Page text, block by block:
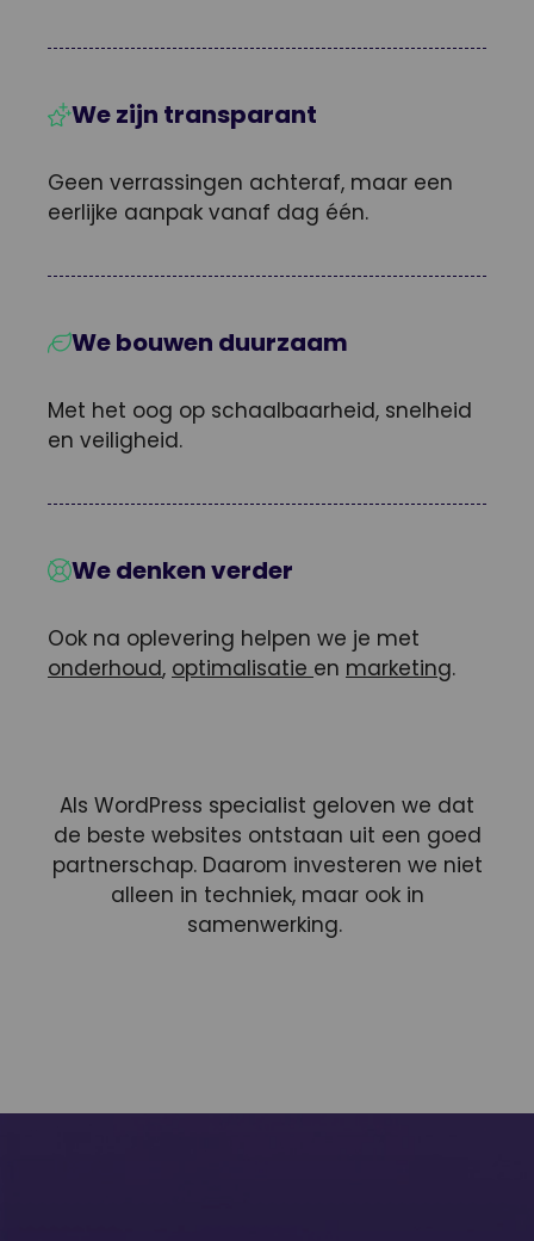
We zijn transparant
Geen verrassingen achteraf, maar een
eerlijke aanpak vanaf dag één.
We bouwen duurzaam
Met het oog op schaalbaarheid, snelheid
en veiligheid.
We denken verder
Ook na oplevering helpen we je met
onderhoud, optimalisatie en marketing.
Als WordPress specialist geloven we dat
de beste websites ontstaan uit een goed
partnerschap. Daarom investeren we niet
alleen in techniek, maar ook in
samenwerking.